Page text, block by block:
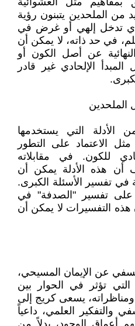
من الملحدين يتبنون رؤية
أي تدخل إلهي أو غرض في
في حد ذاته، لا يمكن أن
عن أصل الكون أو
الإلحادي غير قادر
الأدلة التي يستخدمها
الاعتماد على التطور
للكون. في مقابلاته
أن هذه الأدلة يمكن أن
في تفسير الأسئلة الكبرى.
على تفسير "الصدفة" في
هذه التفسيرات لا يمكن أن
عن الإيمان المسيحي،
تؤثر في الحوار بين
ومناظراته، يسعى كريج إلى
والتفكير العلمي، داعياً